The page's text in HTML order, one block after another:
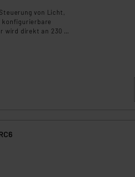
die USA als Land mit unzureichendem
US-Behörden personenbezogene
für Europäer bestehen.
der Art der übermittelten
von Licht,
konfigurierbare
wird direkt an 230 V